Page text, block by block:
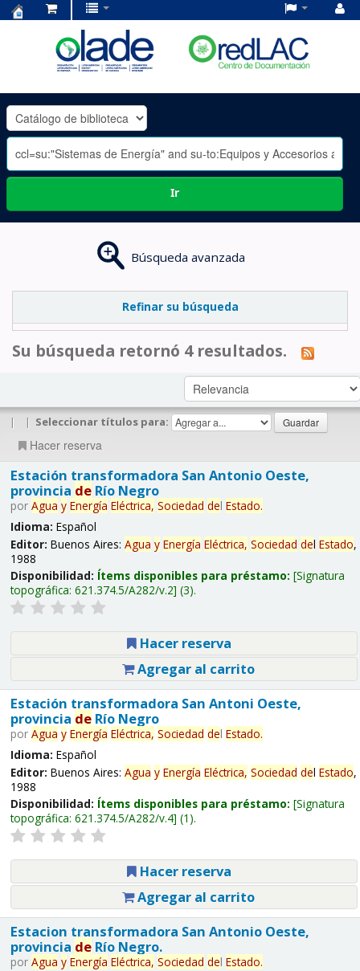
OLADE
-
Ir
Búsqueda avanzada
Refinar su búsqueda
Su búsqueda retornó 4 resultados.
| | Seleccionar títulos para:
Hacer reserva
Estación transformadora San Antonio Oeste,
provincia deRío Negro
por Agua y Energía Eléctrica, Sociedad del Estado.
Idioma: Español
Editor: Buenos Aires: Agua y Energía Eléctrica, Sociedad del Estado,
1988
Disponibilidad: Ítems disponibles para préstamo: Signatura
topográfica: 621.374.5/A282/v.2 (3).
Hacer reserva
Agregar al carrito
Estación transformadora San Antoni Oeste,
provincia deRío Negro
por Agua y Energía Eléctrica, Sociedad del Estado.
Idioma: Español
Editor: Buenos Aires: Agua y Energía Eléctrica, Sociedad del Estado,
1988
Disponibilidad: Ítems disponibles para préstamo: Signatura
topográfica: 621.374.5/A282/v.4 (1).
Hacer reserva
Agregar al carrito
Estacion transformadora San Antonio Oeste,
provincia deRío Negro.
por Agua y Energía Eléctrica, Sociedad del Estado.